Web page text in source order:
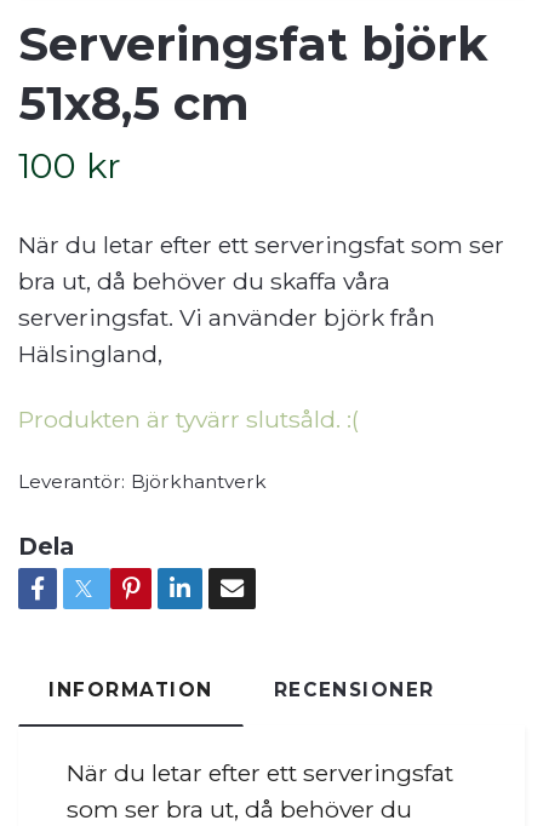
Serveringsfat björk
51x8,5 cm
100 kr
När du letar efter ett serveringsfat som ser
bra ut, då behöver du skaffa våra
serveringsfat. Vi använder björk från
Hälsingland,
Produkten är tyvärr slutsåld. :(
Leverantör: Björkhantverk
Dela
INFORMATION RECENSIONER
När du letar efter ett serveringsfat
som ser bra ut, då behöver du